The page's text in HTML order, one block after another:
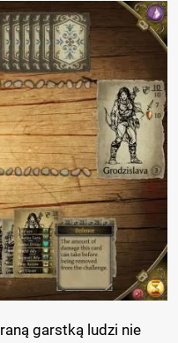
garstką ludzi nie